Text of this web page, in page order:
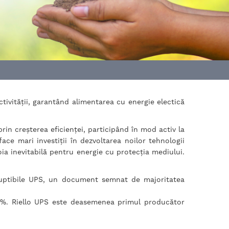
garantând alimentarea cu energie electică
creșterea eficienței, participând în mod activ la
mari investiții în dezvoltarea noilor tehnologii
inevitabilă pentru energie cu protecția mediului.
UPS, un document semnat de majoritatea
Riello UPS este deasemenea primul producător